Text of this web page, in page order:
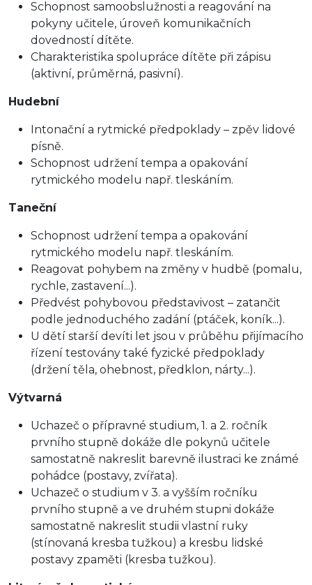
Schopnost samoobslužnosti a reagování na
pokyny učitele, úroveň komunikačních
dovedností dítěte.
Charakteristika spolupráce dítěte při zápisu
(aktivní, průměrná, pasivní).
Hudební
Intonační a rytmické předpoklady – zpěv lidové
písně.
Schopnost udržení tempa a opakování
rytmického modelu např. tleskáním.
Taneční
Schopnost udržení tempa a opakování
rytmického modelu např. tleskáním.
Reagovat pohybem na změny v hudbě (pomalu,
rychle, zastavení...).
Předvést pohybovou představivost – zatančit
podle jednoduchého zadání (ptáček, koník...).
U dětí starší devíti let jsou v průběhu přijímacího
řízení testovány také fyzické předpoklady
(držení těla, ohebnost, předklon, nárty...).
Výtvarná
Uchazeč o přípravné studium, 1. a 2. ročník
prvního stupně dokáže dle pokynů učitele
samostatně nakreslit barevně ilustraci ke známé
pohádce (postavy, zvířata).
Uchazeč o studium v 3. a vyšším ročníku
prvního stupně a ve druhém stupni dokáže
samostatně nakreslit studii vlastní ruky
(stínovaná kresba tužkou) a kresbu lidské
postavy zpaměti (kresba tužkou).